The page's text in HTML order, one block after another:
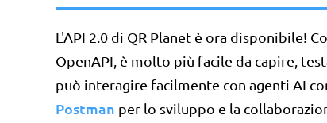
L'API 2.0 di QR Planet è ora disponibile!
OpenAPI, è molto più facile da capire,
può interagire facilmente con agenti AI
Postman per lo sviluppo e la